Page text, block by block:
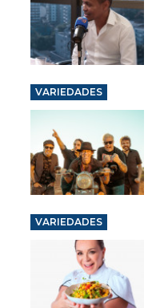
VARIEDADES
VARIEDADES